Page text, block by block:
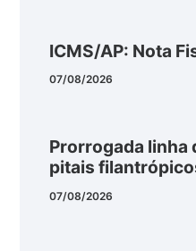
ICMS/AP: Nota
07/08/2026
Prorrogada linha
pitais
07/08/2026